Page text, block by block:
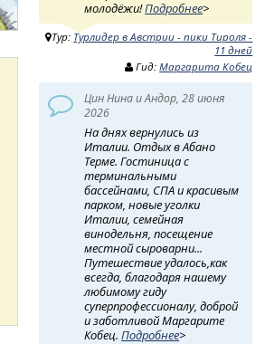
молодёжи!Подробнее>
Тур: Турлидер в Австрии - пики Тироля -
11 дней
Гид:Маргарита Кобец
Цин Нина и Андор, 28 июня
2026
На днях вернулись из
Италии. Отдых в Абано
Терме. Гостиница с
терминальными
бассейнами, СПА и красивым
парком, новые уголки
Италии, семейная
винодельня, посещение
местной сыроварни...
Путешествие удалось,как
всегда, благодаря нашему
любимому гиду
суперпрофессионалу, доброй
и заботливой Маргарите
Кобец.Подробнее>